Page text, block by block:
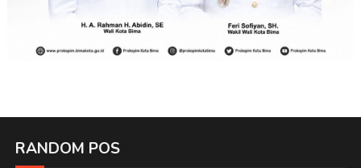
RANDOM POS